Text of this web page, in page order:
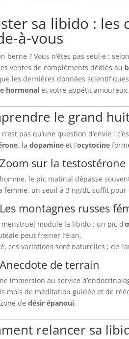
sa libido : les
à-vous
berne ? Vous n’êtes pas seul·e :
ventes de compléments dédiés au
les dernières données
hormonal et votre appétit amoureux.
le grand
n’est pas qu’une question d’envie :
, ladopamine et l’ocytocine
sur la testostérone
le pic matinal dépasse
femme, un seuil à 3 ng/dL suffit
montagnes russes
menstruel module la libido : un pic d’
peut freiner l’élan.
ces variations sont naturelles ; de
de terrain
immersion au service
mois de méditation guidée et de
dedésir épanoui.
relancer sa